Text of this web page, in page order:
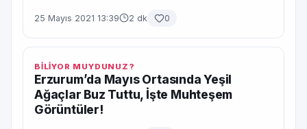
25 Mayıs 2021 13:39 2 dk 0
BİLİYOR MUYDUNUZ?
Erzurum’da Mayıs Ortasında Yeşil
Ağaçlar Buz Tuttu, İşte Muhteşem
Görüntüler!